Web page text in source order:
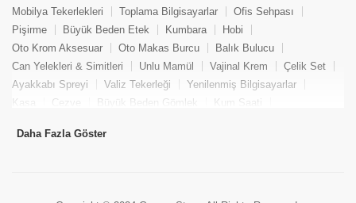
Mobilya Tekerlekleri
Toplama Bilgisayarlar
Ofis Sehpası
Pişirme
Büyük Beden Etek Kumbara
Hobi
Oto Krom Aksesuar
Oto Makas Burcu
Balık Bulucu
Can Yelekleri & Simitleri
Unlu Mamül Vajinal Krem
Çelik Set
Ayakkabı Spreyi
Valiz Tekerleği
Yenilenmiş Bilgisayarlar
Kasa
Cezve Büyük Beden Gömlek
Kum Saati
Tekne Bağlama & Demirleme
Daha Fazla Göster